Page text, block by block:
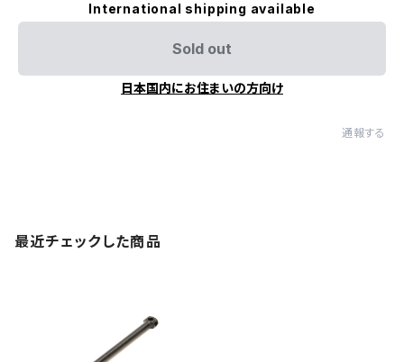
International shipping available
Sold out
日本国内にお住まいの方向け
通報する
最近チェックした商品